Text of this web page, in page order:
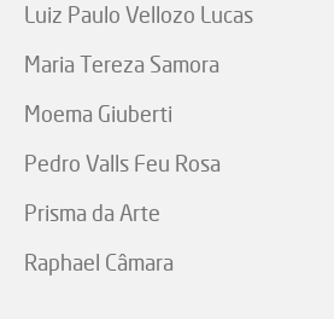
Luiz Paulo Vellozo Lucas
Maria Tereza Samora
Moema Giuberti
Pedro Valls Feu Rosa
Prisma da Arte
Raphael Câmara